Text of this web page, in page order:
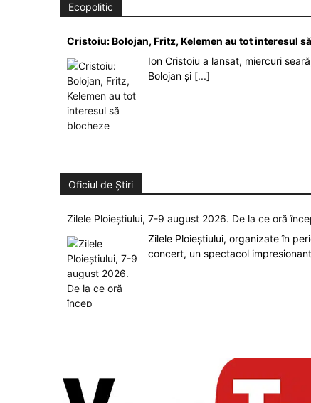
Ecopolitic
Cristoiu: Bolojan, Fritz, Kelemen au tot interesul
Ion Cristoiu a lansat, miercuri
Bolojan și [...]
Oficiul de Știri
Zilele Ploieștiului, 7-9 august 2026. De la ce oră
Zilele Ploieștiului, organizate în
concert, un spectacol